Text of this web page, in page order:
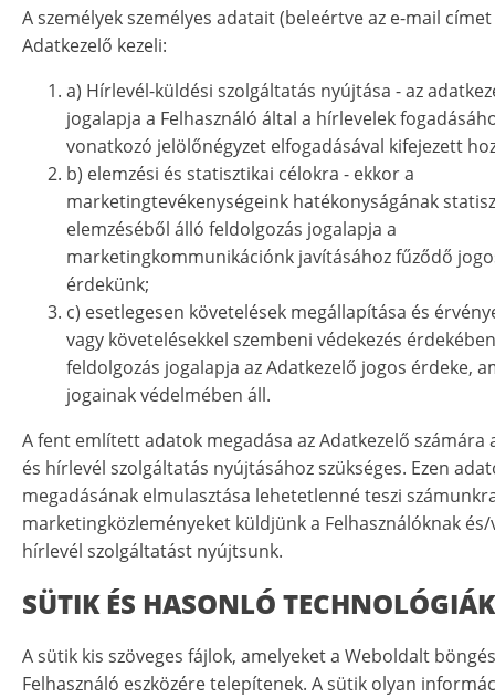
A személyek személyes adatait (beleértve az e-mail címet
Adatkezelő kezeli:
a) Hírlevél-küldési szolgáltatás nyújtása - az
jogalapja a Felhasználó által a hírlevelek
vonatkozó jelölőnégyzet elfogadásával kifejezett
b) elemzési és statisztikai célokra - ekkor a
marketingtevékenységeink hatékonyságának
elemzéséből álló feldolgozás jogalapja a
marketingkommunikációnk javításához fűződő
érdekünk;
c) esetlegesen követelések megállapítása és
vagy követelésekkel szembeni védekezés
feldolgozás jogalapja az Adatkezelő jogos érdeke,
jogainak védelmében áll.
A fent említett adatok megadása az Adatkezelő számára
és hírlevél szolgáltatás nyújtásához szükséges. Ezen
megadásának elmulasztása lehetetlenné teszi
marketingközleményeket küldjünk a Felhasználóknak és/
hírlevél szolgáltatást nyújtsunk.
SÜTIK ÉS HASONLÓ TECHNOLÓGIÁK
A sütik kis szöveges fájlok, amelyeket a Weboldalt
Felhasználó eszközére telepítenek. A sütik olyan